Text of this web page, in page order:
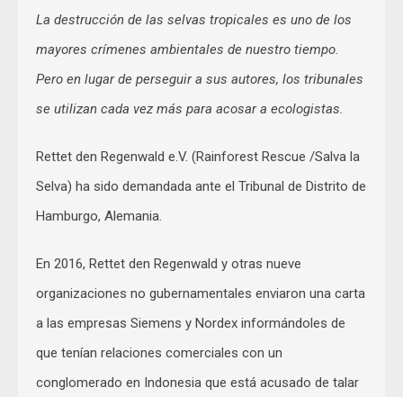
La destrucción de las selvas tropicales es uno de los
mayores crímenes ambientales de nuestro tiempo.
Pero en lugar de perseguir a sus autores, los tribunales
se utilizan cada vez más para acosar a ecologistas.
Rettet den Regenwald e.V. (Rainforest Rescue /Salva la
Selva) ha sido demandada ante el Tribunal de Distrito de
Hamburgo, Alemania.
En 2016, Rettet den Regenwald y otras nueve
organizaciones no gubernamentales enviaron una carta
a las empresas Siemens y Nordex informándoles de
que tenían relaciones comerciales con un
conglomerado en Indonesia que está acusado de talar